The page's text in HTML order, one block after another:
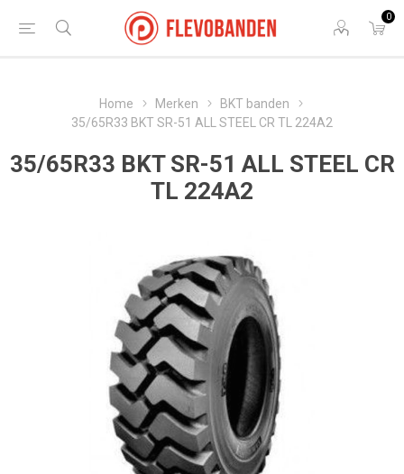
0
Home Merken
BKT banden
35/65R33 BKT SR-51 ALL STEEL CR TL 224A2
35/65R33 BKT SR-51 ALL STEEL CR
TL 224A2